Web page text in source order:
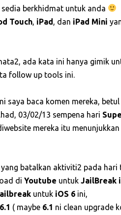
sedia berkhidmat untuk anda
Touch iPad , dan iPad Mini
ada kata ini hanya gimik
follow up tools ini.
saya baca komen mereka,
03/02/13 sempena hari
mereka itu menunjukkan
batalkan aktiviti2 pada hari
di Youtube untuk JailBreak
untuk iOS 6 ini,
6.1 ( maybe 6.1 ni clean upgrade